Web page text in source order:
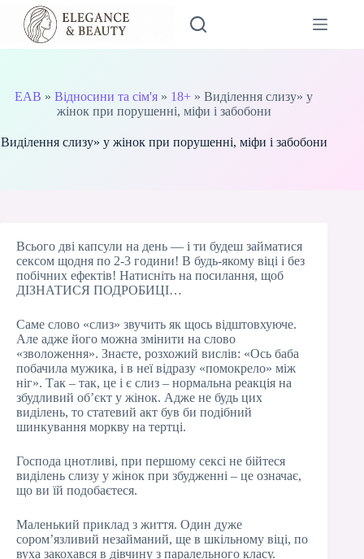
Перейти
вмісту
EAB »Відносини та сім'я » 18+ »Виділення слизу» у
жінок при порушенні, міфи і забобони
Виділення слизу» у жінок при порушенні, міфи і забобони
Всього дві капсули на день — і ти будеш займатися
сексом щодня по 2-3 години! В будь-якому віці і без
побічних ефектів! Натисніть на посилання, щоб
ДІЗНАТИСЯ ПОДРОБИЦІ…
Саме слово «слиз» звучить як щось відштовхуюче.
Але адже його можна змінити на слово
«зволоження». Знаєте, розхожий вислів: «Ось баба
побачила мужика, і в неї відразу «помокрело» між
ніг». Так – так, це і є слиз – нормальна реакція на
збудливий об’єкт у жінок. Адже не будь цих
виділень, то статевий акт був би подібний
шинкування моркву на тертці.
Господа цнотливі, при першому сексі не бійтеся
виділень слизу у жінок при збудженні – це означає,
що ви їй подобаєтеся.
Маленький приклад з життя. Один дуже
сором’язливий незайманий, ще в шкільному віці, по
вуха закохався в дівчину з паралельного класу.